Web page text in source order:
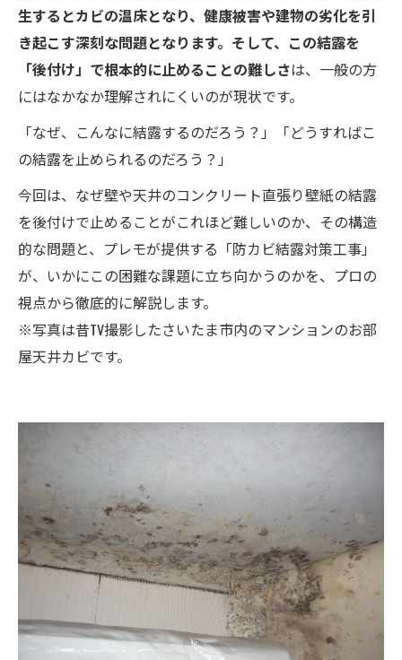
生するとカビの温床となり、健康被害や建物の劣化を引
き起こす深刻な問題となります。そして、この結露を
「後付け」で根本的に止めることの難しさは、一般の方
にはなかなか理解されにくいのが現状です。
「なぜ、こんなに結露するのだろう？」「どうすればこ
の結露を止められるのだろう？」
今回は、なぜ壁や天井のコンクリート直張り壁紙の結露
を後付けで止めることがこれほど難しいのか、その構造
的な問題と、プレモが提供する「防カビ結露対策工事」
が、いかにこの困難な課題に立ち向かうのかを、プロの
視点から徹底的に解説します。
※写真は昔TV撮影したさいたま市内のマンションのお部
屋天井カビです。